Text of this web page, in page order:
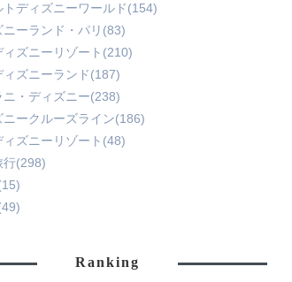
トディズニーワールド(154)
ニーランド・パリ (83)
ィズニーリゾート (210)
ィズニーランド(187)
ニ・ディズニー(238)
ニークルーズライン(186)
ィズニーリゾート (48)
行(298)
Ranking